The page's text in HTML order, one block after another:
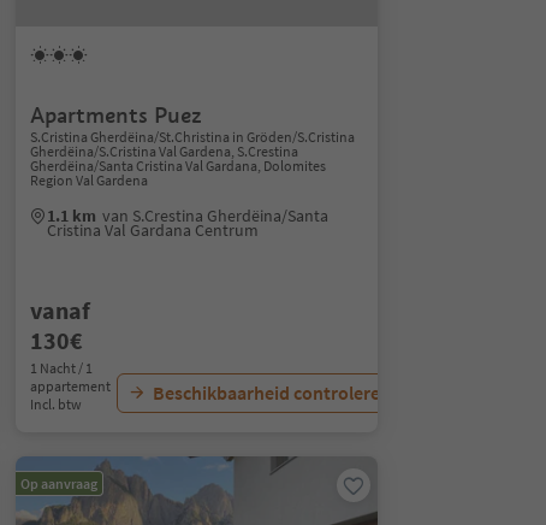
Apartments Puez
S.Cristina Gherdëina/St.Christina in Gröden/S.Cristina
Gherdëina/S.Cristina Val Gardena, S.Crestina
Gherdëina/Santa Cristina Val Gardana, Dolomites
Region Val Gardena
1.1 km van S.Crestina Gherdëina/Santa
Cristina Val Gardana Centrum
vanaf
130€
1 Nacht / 1
appartement
Incl. btw
Beschikbaarheid controleren
Op aanvraag